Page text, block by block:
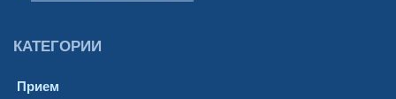
КАТЕГОРИИ
Прием